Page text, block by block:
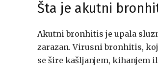
Šta je akutni
Akutni bronhitis je upala
zarazan. Virusni bronhitis,
se šire kašljanjem, kihanjem